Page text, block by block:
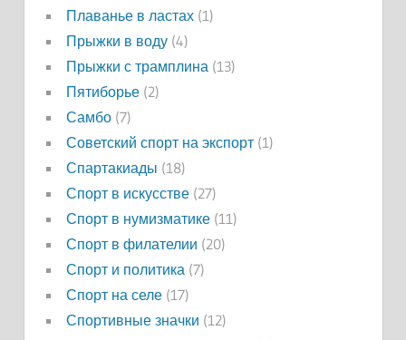
Плаванье в ластах(1)
Прыжки в воду(4)
Прыжки с трамплина (13)
Пятиборье(2)
Самбо(7)
Советский спорт на экспорт(1)
Спартакиады (18)
Спорт в искусстве(27)
Спорт в нумизматике(11)
Спорт в филателии (20)
Спорт и политика (7)
Спорт на селе(17)
Спортивные значки (12)